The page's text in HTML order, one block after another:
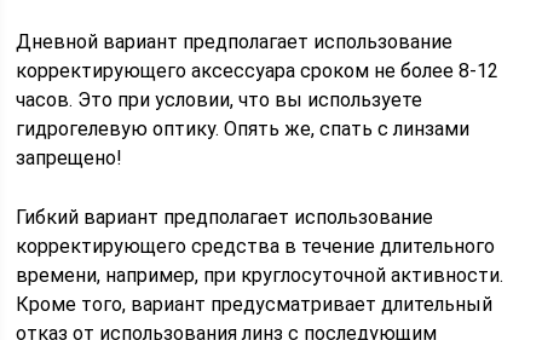
Дневной вариант предполагает использование
корректирующего аксессуара сроком не более 8-12
часов. Это при условии, что вы используете
гидрогелевую оптику. Опять же, спать с линзами
запрещено!
Гибкий вариант предполагает использование
корректирующего средства в течение длительного
времени, например, при круглосуточной активности.
Кроме того, вариант предусматривает длительный
отказ от использования линз с последующим